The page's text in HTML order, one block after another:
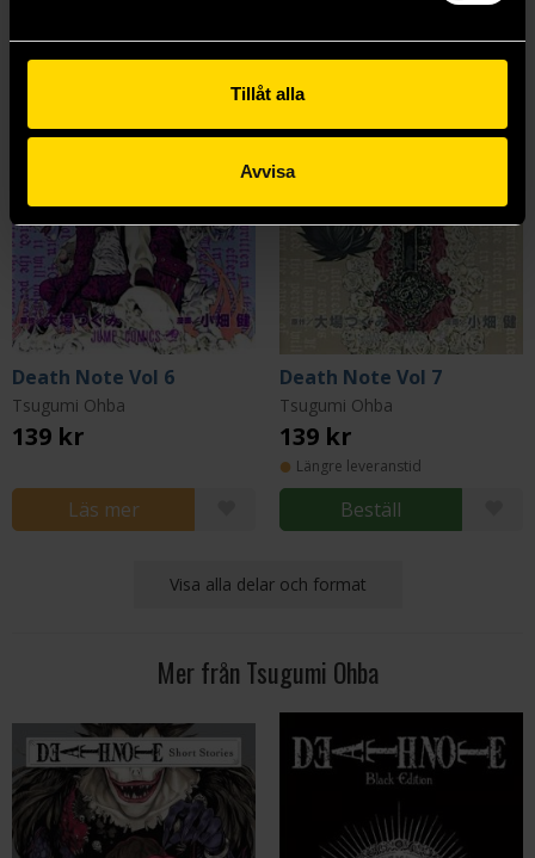
Tillåt alla
Avvisa
Death Note Vol 6
Tsugumi Ohba
139 kr
Läs mer
Death Note Vol 7
Tsugumi Ohba
139 kr
Längre leveranstid
Beställ
Visa alla delar och format
Mer från Tsugumi Ohba